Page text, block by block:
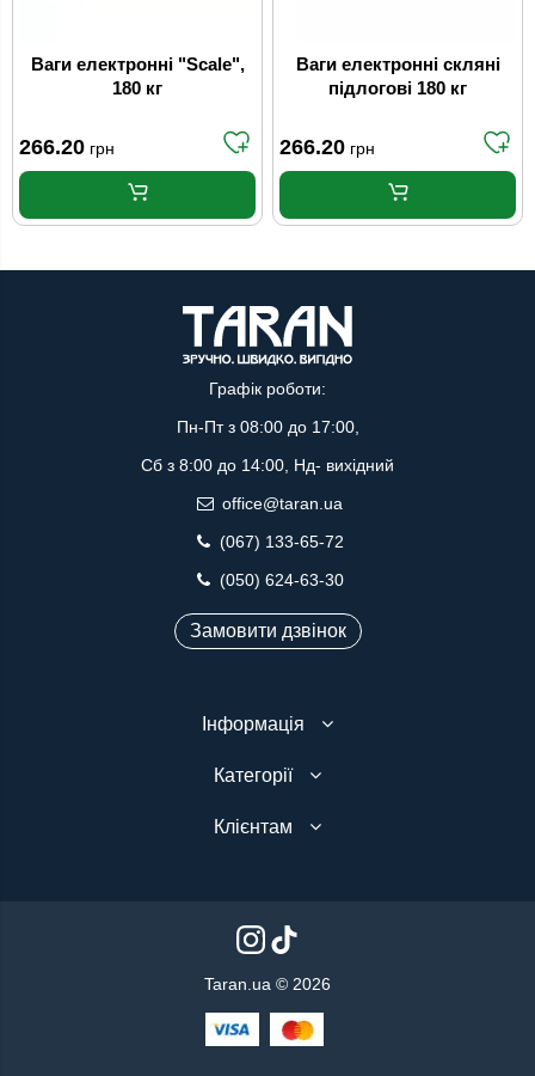
Ваги електронні "Scale",
180 кг
266.20 грн
Ваги електронні скляні
підлогові 180 кг
266.20 грн
Графік роботи:
Пн-Пт з 08:00 до 17:00,
Сб з 8:00 до 14:00, Нд- вихідний
office@taran.ua
(067) 133-65-72
(050) 624-63-30
Замовити дзвінок
Інформація
Категорії
Клієнтам
Taran.ua © 2026